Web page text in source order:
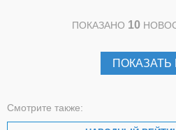
ПОКАЗАНО 10
Смотрите также: